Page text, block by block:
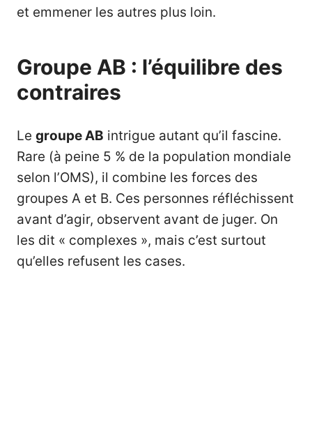
et emmener les autres plus loin.
Groupe AB : l’équilibre des
contraires
Le groupe AB intrigue autant qu’il fascine.
Rare (à peine 5 % de la population mondiale
selon l’OMS), il combine les forces des
groupes A et B. Ces personnes réfléchissent
avant d’agir, observent avant de juger. On
les dit « complexes », mais c’est surtout
qu’elles refusent les cases.